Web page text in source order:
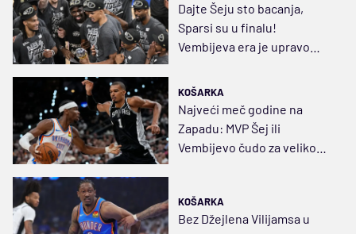
Dajte Šeju sto bacanja,
Sparsi su u finalu!
Vembijeva era je upravo
KOŠARKA
Najveći meč godine na
Zapadu: MVP Šej ili
Vembijevo čudo za veliko
KOŠARKA
Bez Džejlena Vilijamsa u